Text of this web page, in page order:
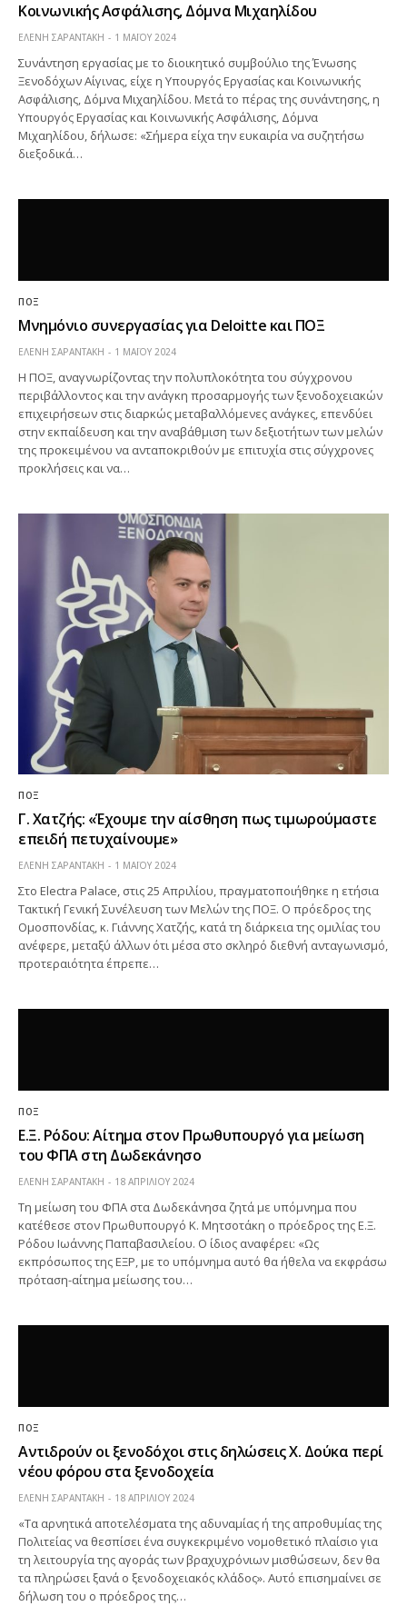
Κοινωνικής Ασφάλισης, Δόμνα Μιχαηλίδου
ΕΛΕΝΗ ΣΑΡΑΝΤΑΚΗ 1 ΜΑΪ́ΟΥ 2024
Συνάντηση εργασίας με το διοικητικό συμβούλιο της Ένωσης
Ξενοδόχων Αίγινας, είχε η Υπουργός Εργασίας και Κοινωνικής
Ασφάλισης, Δόμνα Μιχαηλίδου. Μετά το πέρας της συνάντησης, η
Υπουργός Εργασίας και Κοινωνικής Ασφάλισης, Δόμνα
Μιχαηλίδου, δήλωσε: «Σήμερα είχα την ευκαιρία να συζητήσω
διεξοδικά…
ΠΟΞ
Μνημόνιο συνεργασίας για Deloitte και ΠΟΞ
ΕΛΕΝΗ ΣΑΡΑΝΤΑΚΗ 1 ΜΑΪ́ΟΥ 2024
Η ΠΟΞ, αναγνωρίζοντας την πολυπλοκότητα του σύγχρονου
περιβάλλοντος και την ανάγκη προσαρμογής των ξενοδοχειακών
επιχειρήσεων στις διαρκώς μεταβαλλόμενες ανάγκες, επενδύει
στην εκπαίδευση και την αναβάθμιση των δεξιοτήτων των μελών
της προκειμένου να ανταποκριθούν με επιτυχία στις σύγχρονες
προκλήσεις και να…
ΠΟΞ
Γ. Χατζής: «Έχουμε την αίσθηση πως τιμωρούμαστε
επειδή πετυχαίνουμε»
ΕΛΕΝΗ ΣΑΡΑΝΤΑΚΗ 1 ΜΑΪ́ΟΥ 2024
Στο Electra Palace, στις 25 Απριλίου, πραγματοποιήθηκε η ετήσια
Τακτική Γενική Συνέλευση των Μελών της ΠΟΞ. Ο πρόεδρος της
Ομοσπονδίας, κ. Γιάννης Χατζής, κατά τη διάρκεια της ομιλίας του
ανέφερε, μεταξύ άλλων ότι μέσα στο σκληρό διεθνή ανταγωνισμό,
προτεραιότητα έπρεπε…
ΠΟΞ
Ε.Ξ. Ρόδου: Αίτημα στον Πρωθυπουργό για μείωση
του ΦΠΑ στη Δωδεκάνησο
ΕΛΕΝΗ ΣΑΡΑΝΤΑΚΗ 18 ΑΠΡΙΛΊΟΥ 2024
Τη μείωση του ΦΠΑ στα Δωδεκάνησα ζητά με υπόμνημα που
κατέθεσε στον Πρωθυπουργό Κ. Μητσοτάκη ο πρόεδρος της Ε.Ξ.
Ρόδου Ιωάννης Παπαβασιλείου. Ο ίδιος αναφέρει: «Ως
εκπρόσωπος της ΕΞΡ, με το υπόμνημα αυτό θα ήθελα να εκφράσω
πρόταση-αίτημα μείωσης του…
ΠΟΞ
Αντιδρούν οι ξενοδόχοι στις δηλώσεις Χ. Δούκα περί
νέου φόρου στα ξενοδοχεία
ΕΛΕΝΗ ΣΑΡΑΝΤΑΚΗ 18 ΑΠΡΙΛΊΟΥ 2024
«Τα αρνητικά αποτελέσματα της αδυναμίας ή της απροθυμίας της
Πολιτείας να θεσπίσει ένα συγκεκριμένο νομοθετικό πλαίσιο για
τη λειτουργία της αγοράς των βραχυχρόνιων μισθώσεων, δεν θα
τα πληρώσει ξανά ο ξενοδοχειακός κλάδος». Αυτό επισημαίνει σε
δήλωση του ο πρόεδρος της…